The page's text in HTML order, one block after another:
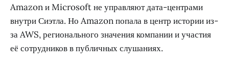
Amazon и Microsoft не управляют дата-центрами
внутри Сиэтла. Но Amazon попала в центр истории из-
за AWS, регионального значения компании и участия
её сотрудников в публичных слушаниях.